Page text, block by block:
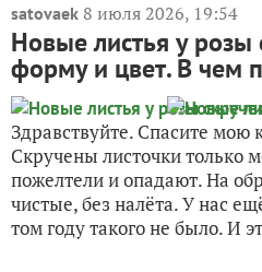
satovaek 8 июля 2026, 19:54
Новые листья у
форму и цвет. В чем
Здравствуйте. Спасите мою
Скручены листочки только
пожелтели и опадают. На
чистые, без налёта. У нас
том году такого не было. И